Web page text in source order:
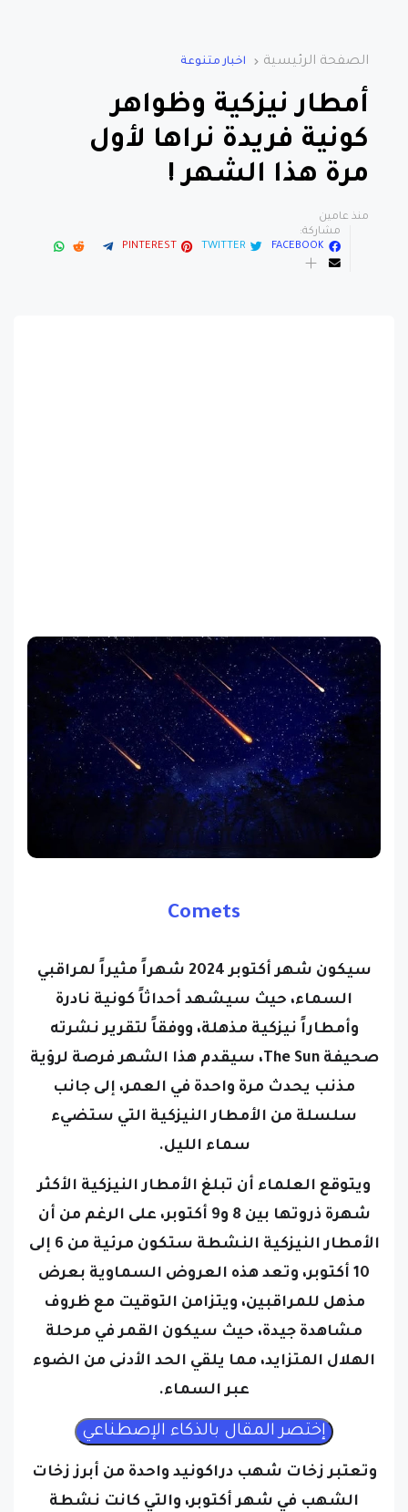
الصفحة الرئيسية اخبار متنوعة
أمطار نيزكية وظواهر
كونية فريدة نراها لأول
مرة هذا الشهر !
منذ عامين
مشاركة:
FACEBOOK
TWITTER
PINTEREST
Comets
سيكون شهر أكتوبر 2024 شهراً مثيراً لمراقبي
السماء، حيث سيشهد أحداثاً كونية نادرة
وأمطاراً نيزكية مذهلة، ووفقاً لتقرير نشرته
صحيفة The Sun، سيقدم هذا الشهر فرصة لرؤية
مذنب يحدث مرة واحدة في العمر، إلى جانب
سلسلة من الأمطار النيزكية التي ستضيء
سماء الليل.
ويتوقع العلماء أن تبلغ الأمطار النيزكية الأكثر
شهرة ذروتها بين 8 و9 أكتوبر، على الرغم من أن
الأمطار النيزكية النشطة ستكون مرئية من 6 إلى
10 أكتوبر، وتعد هذه العروض السماوية بعرض
مذهل للمراقبين، ويتزامن التوقيت مع ظروف
مشاهدة جيدة، حيث سيكون القمر في مرحلة
الهلال المتزايد، مما يلقي الحد الأدنى من الضوء
عبر السماء.
وتعتبر زخات شهب دراكونيد واحدة من أبرز زخات
الشهب في شهر أكتوبر، والتي كانت نشطة